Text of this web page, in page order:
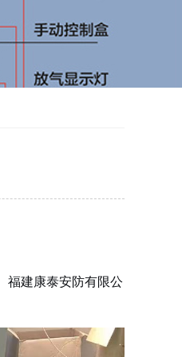
福建康泰安防有限公